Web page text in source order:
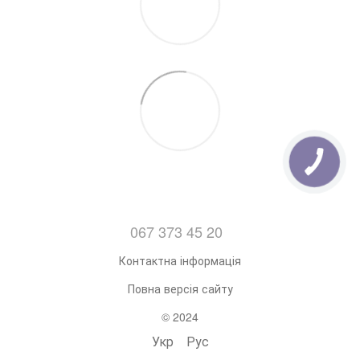
067 373 45 20
Контактна інформація
Повна версія сайту
© 2024
Укр Рус